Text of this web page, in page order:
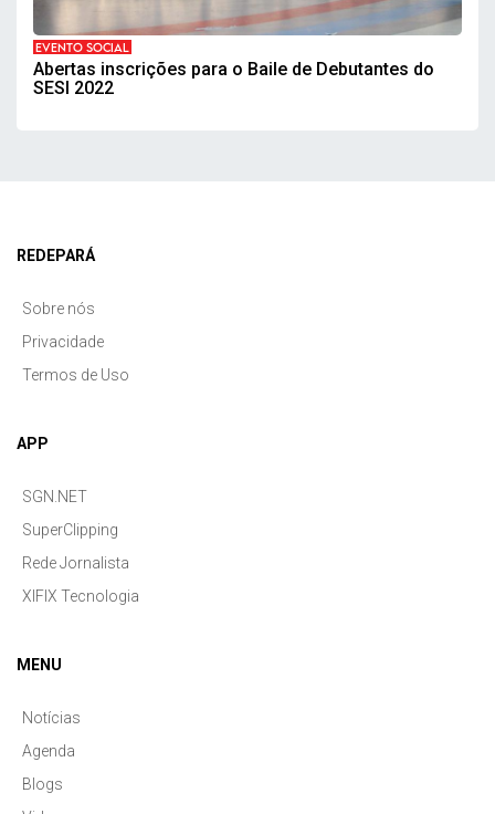
EVENTO SOCIAL
Abertas inscrições para o Baile de Debutantes do
SESI 2022
REDEPARÁ
Sobre nós
Privacidade
Termos de Uso
APP
SGN.NET
SuperClipping
Rede Jornalista
XIFIX Tecnologia
MENU
Notícias
Agenda
Blogs